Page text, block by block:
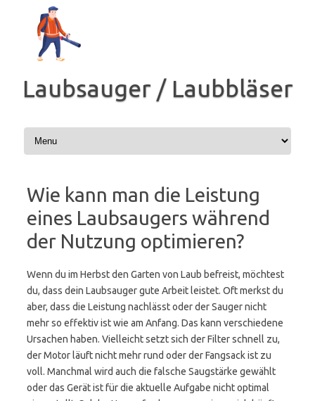
Inhalt
springen
Laubsauger / Laubbläser
Wie kann man die Leistung
eines Laubsaugers während
der Nutzung optimieren?
Wenn du im Herbst den Garten von Laub befreist, möchtest
du, dass dein Laubsauger gute Arbeit leistet. Oft merkst du
aber, dass die Leistung nachlässt oder der Sauger nicht
mehr so effektiv ist wie am Anfang. Das kann verschiedene
Ursachen haben. Vielleicht setzt sich der Filter schnell zu,
der Motor läuft nicht mehr rund oder der Fangsack ist zu
voll. Manchmal wird auch die falsche Saugstärke gewählt
oder das Gerät ist für die aktuelle Aufgabe nicht optimal